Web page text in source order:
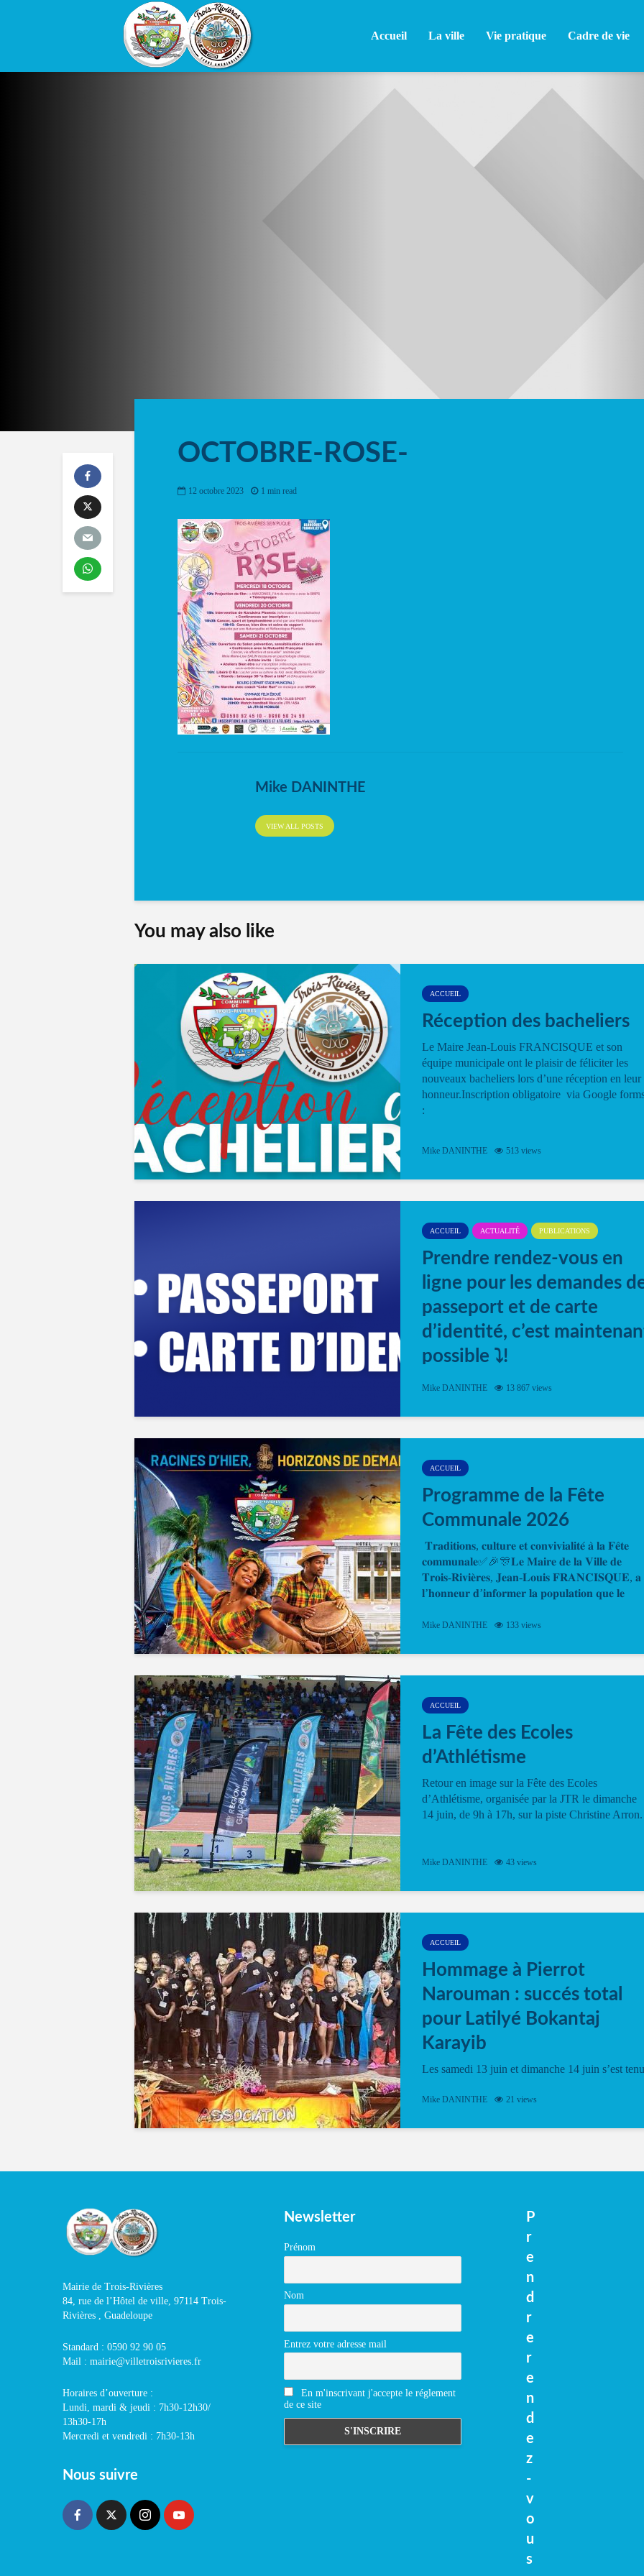
Accueil La ville Vie pratique Cadre de vie
OCTOBRE-ROSE-
12 octobre 2023 1 min read
Mike DANINTHE
VIEW ALL POSTS
You may also like
ACCUEIL
Réception des bacheliers
Le Maire Jean-Louis FRANCISQUE et son
équipe municipale ont le plaisir de féliciter les
nouveaux bacheliers lors d’une réception en leur
honneur.Inscription obligatoire via Google
:
Mike DANINTHE 513 views
ACCUEIL ACTUALITÉ PUBLICATIONS
Prendre rendez-vous en
ligne pour les demandes
passeport et de carte
d’identité, c’est
possible ⤵️!
Désormais, il est possible de prendre rendez-
Mike DANINTHE 13 867 views
ACCUEIL
Programme de la Fête
Communale 2026
𝐓𝐫𝐚𝐝𝐢𝐭𝐢𝐨𝐧𝐬, 𝐜𝐮𝐥𝐭𝐮𝐫𝐞 𝐞𝐭 𝐜𝐨𝐧𝐯𝐢𝐯𝐢𝐚𝐥𝐢𝐭𝐞́ 𝐚̀ 𝐥𝐚 𝐅𝐞̂𝐭𝐞
𝐜𝐨𝐦𝐦𝐮𝐧𝐚𝐥𝐞✅🎉🎊𝐋𝐞 𝐌𝐚𝐢𝐫𝐞 𝐝𝐞 𝐥𝐚 𝐕𝐢𝐥𝐥𝐞 𝐝𝐞
𝐓𝐫𝐨𝐢𝐬-𝐑𝐢𝐯𝐢𝐞̀𝐫𝐞𝐬, 𝐉𝐞𝐚𝐧-𝐋𝐨𝐮𝐢𝐬 𝐅𝐑𝐀𝐍𝐂𝐈𝐒𝐐𝐔𝐄, 𝐚
𝐥’𝐡𝐨𝐧𝐧𝐞𝐮𝐫 𝐝’𝐢𝐧𝐟𝐨𝐫𝐦𝐞𝐫 𝐥𝐚 𝐩𝐨𝐩𝐮𝐥𝐚𝐭𝐢𝐨𝐧 𝐪𝐮𝐞 𝐥𝐞
Mike DANINTHE 133 views
ACCUEIL
La Fête des Ecoles
d’Athlétisme
Retour en image sur la Fête des Ecoles
d’Athlétisme, organisée par la JTR le dimanche
14 juin, de 9h à 17h, sur la piste Christine Arron.
Mike DANINTHE 43 views
ACCUEIL
Hommage à Pierrot
Narouman : succés total
pour Latilyé Bokantaj
Karayib
Les samedi 13 juin et dimanche 14 juin s’est tenu
vibrant à Pierrot Narouman, organisé par
spectacle de fin d’année, présenté à la salle...
Mike DANINTHE 21 views
Mairie de Trois-Rivières
84, rue de l’Hôtel de ville, 97114 Trois-
Rivières , Guadeloupe
Standard : 0590 92 90 05
Mail : mairie@villetroisrivieres.fr
Horaires d’ouverture :
Lundi, mardi & jeudi : 7h30-12h30/
13h30-17h
Mercredi et vendredi : 7h30-13h
Nous suivre
Newsletter
Prénom
Nom
Entrez votre adresse mail
En m'inscrivant j'accepte le réglement
de ce site
P
r
e
n
d
r
e
r
e
n
d
e
z
-
v
o
u
s